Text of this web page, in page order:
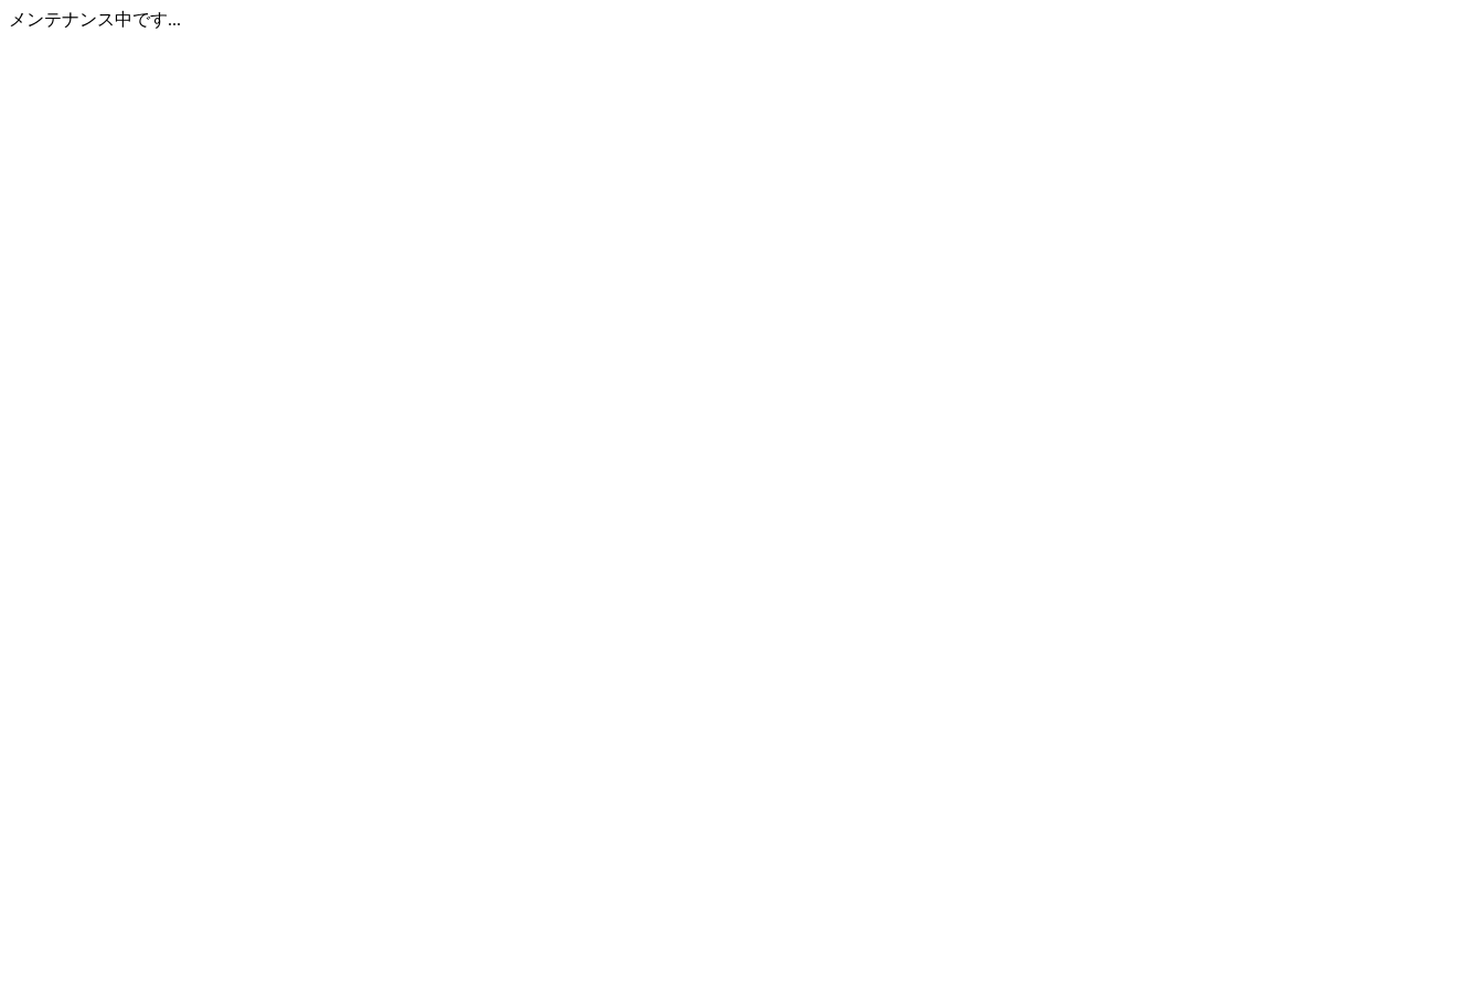
メンテナンス中です...